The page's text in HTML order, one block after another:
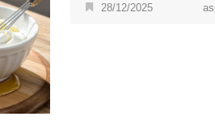
28/12/2025